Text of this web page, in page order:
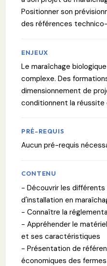
Positionner son
des références
ENJEUX
Le maraîchage
complexe. Des
dimensionnement de
conditionnent la réussite
PRÉ-REQUIS
Aucun pré-requis
CONTENU
- Découvrir les
d'installation en
- Connaître la
- Appréhender le
et ses caractéristiques
- Présentation de
économiques des